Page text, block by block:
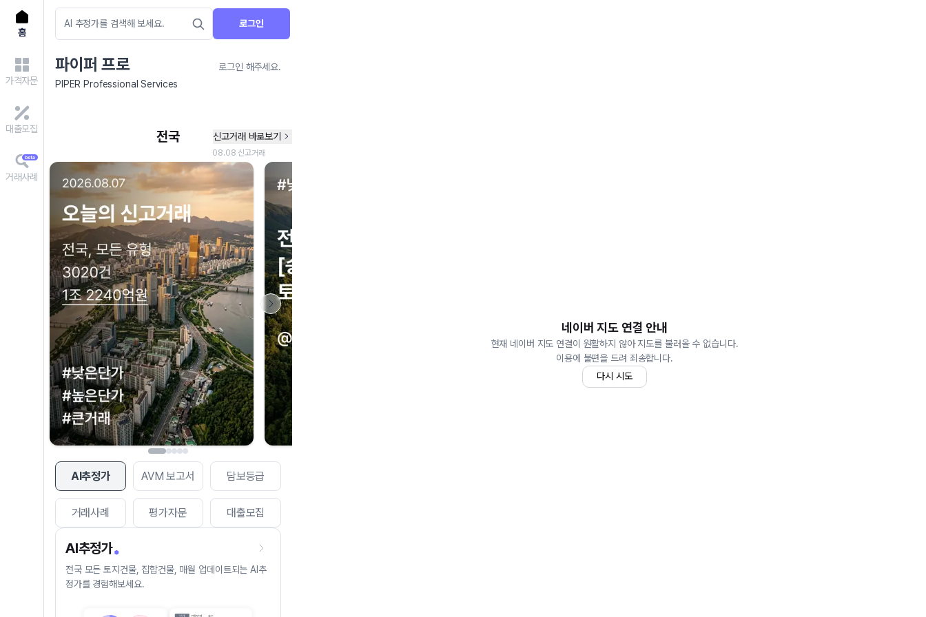
홈
가격자문
대출모집
거래사례
로그인
파이퍼 프로
로그인 해주세요.
PIPER Professional Services
AI추정가 AVM 보고서 담보등급
거래사례 평가자문 대출모집
AI추정가
전국 모든 토지건물, 집합건물, 매월 업데이트되는 AI추
정가를 경험해보세요.
네이버 지도 연결 안내
현재 네이버 지도 연결이 원활하지 않아 지도를 불러올 수 없습니다.
이용에 불편을 드려 죄송합니다.
다시 시도